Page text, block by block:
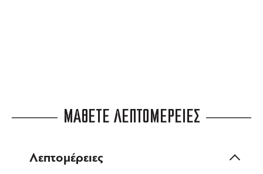
ΜΑΘΕΤΕ ΛΕΠΤΟΜΕΡΕΙΕΣ
Λεπτομέρειες